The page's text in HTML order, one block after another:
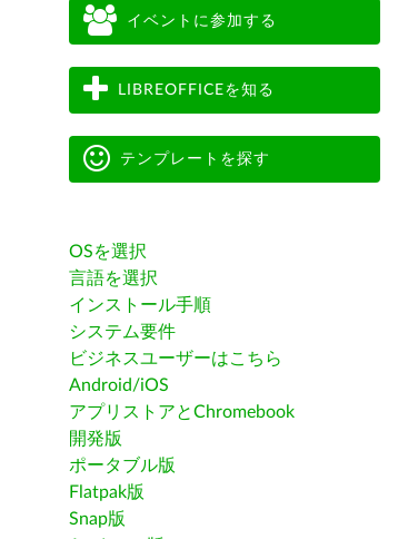
イベントに参加する
LIBREOFFICEを知る
テンプレートを探す
OSを選択
言語を選択
インストール手順
システム要件
ビジネスユーザーはこちら
Android/iOS
アプリストアとChromebook
開発版
ポータブル版
Flatpak版
Snap版